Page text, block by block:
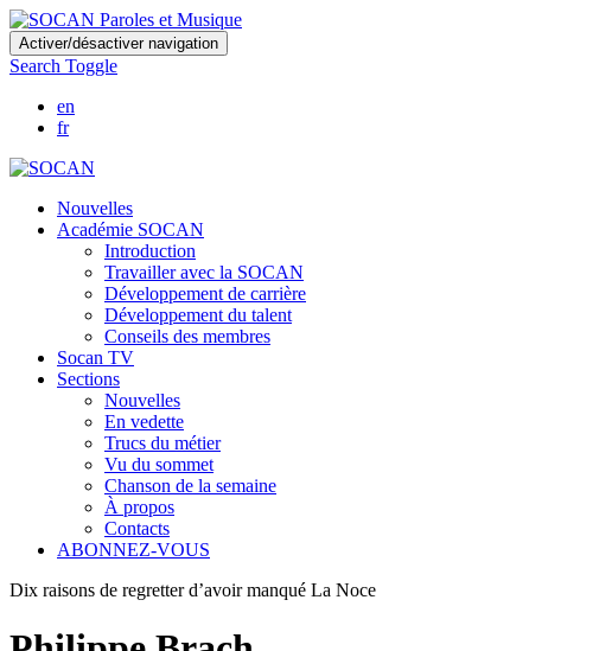
Skip
to
main
content
Activer/désactiver navigation
Search Toggle
en
fr
Nouvelles
Académie SOCAN
Introduction
Travailler avec la SOCAN
Développement de carrière
Développement du talent
Conseils des membres
Socan TV
Sections
Nouvelles
En vedette
Trucs du métier
Vu du sommet
Chanson de la semaine
À propos
Contacts
ABONNEZ-VOUS
Dix raisons de regretter d’avoir manqué La Noce